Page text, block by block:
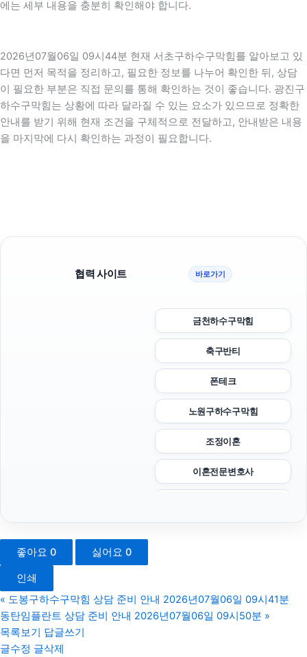
에는 세부 내용을 충분히 확인해야 합니다.
2026년07월06일 09시44분 현재 서초구하수구막힘를 알아보고 있
다면 먼저 목적을 정리하고, 필요한 정보를 나누어 확인한 뒤, 상담
이 필요한 부분은 직접 문의를 통해 확인하는 것이 좋습니다. 광진구
하수구막힘는 상황에 따라 달라질 수 있는 요소가 있으므로 정확한
안내를 받기 위해 현재 조건을 구체적으로 전달하고, 안내받은 내용
을 마지막에 다시 확인하는 과정이 필요합니다.
협력 사이트 바로가기
금천하수구막힘
축구반티
폰테크
노원구하수구막힘
조정이혼
이혼전문변호사
위자료
용산구하수구막힘
좋아요 0 싫어요 0
인쇄
« 도봉구하수구막힘 상담 준비 안내 2026년07월06일 09시41분
동탄임플란트 상담 준비 안내 2026년07월06일 09시50분 »
목록보기
답글쓰기
글수정 글삭제